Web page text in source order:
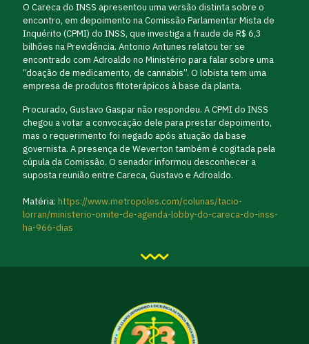
O Careca do INSS apresentou uma versão distinta sobre o
encontro, em depoimento na Comissão Parlamentar Mista de
Inquérito (CPMI) do INSS, que investiga a fraude de R$ 6,3
bilhões na Previdência. Antonio Antunes relatou ter se
encontrado com Adroaldo no Ministério para falar sobre uma
“doação de medicamento, de cannabis”. O lobista tem uma
empresa de produtos fitoterápicos à base da planta.
Procurado, Gustavo Gaspar não respondeu. A CPMI do INSS
chegou a votar a convocação dele para prestar depoimento,
mas o requerimento foi negado após atuação da base
governista. A presença de Weverton também é cogitada pela
cúpula da Comissão. O senador informou desconhecer a
suposta reunião entre Careca, Gustavo e Adroaldo.
Matéria: https://www.metropoles.com/colunas/tacio-
lorran/ministerio-omite-de-agenda-lobby-do-careca-do-inss-
ha-966-dias